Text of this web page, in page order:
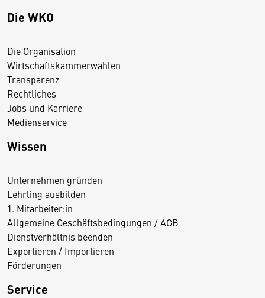
Die WKO
Die Organisation
Wirtschaftskammerwahlen
Transparenz
Rechtliches
Jobs und Karriere
Medienservice
Wissen
Unternehmen gründen
Lehrling ausbilden
1. Mitarbeiter:in
Allgemeine Geschäftsbedingungen / AGB
Dienstverhältnis beenden
Exportieren / Importieren
Förderungen
Service